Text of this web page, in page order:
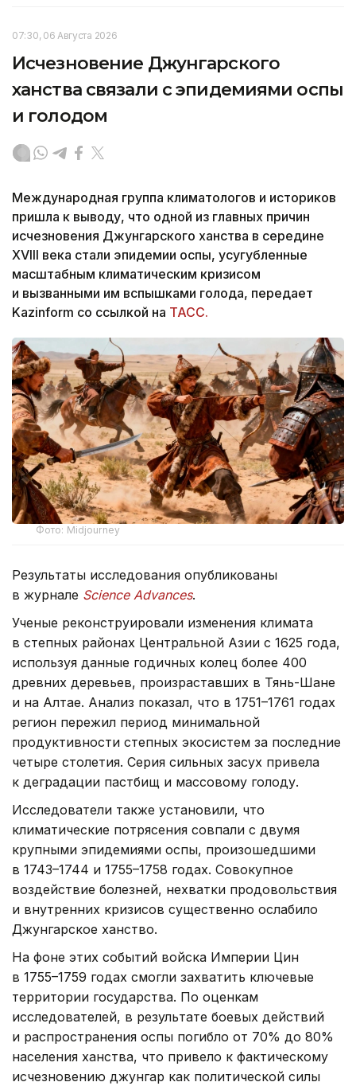
07:30, 06 Августа 2026
Исчезновение Джунгарского
ханства связали с эпидемиями оспы
и голодом
Международная группа климатологов и историков
пришла к выводу, что одной из главных причин
исчезновения Джунгарского ханства в середине
XVIII века стали эпидемии оспы, усугубленные
масштабным климатическим кризисом
и вызванными им вспышками голода, передает
Kazinform со ссылкой на ТАСС.
Фото: Midjourney
Результаты исследования опубликованы
в журнале Science Advances.
Ученые реконструировали изменения климата
в степных районах Центральной Азии с 1625 года,
используя данные годичных колец более 400
древних деревьев, произраставших в Тянь-Шане
и на Алтае. Анализ показал, что в 1751–1761 годах
регион пережил период минимальной
продуктивности степных экосистем за последние
четыре столетия. Серия сильных засух привела
к деградации пастбищ и массовому голоду.
Исследователи также установили, что
климатические потрясения совпали с двумя
крупными эпидемиями оспы, произошедшими
в 1743–1744 и 1755–1758 годах. Совокупное
воздействие болезней, нехватки продовольствия
и внутренних кризисов существенно ослабило
Джунгарское ханство.
На фоне этих событий войска Империи Цин
в 1755–1759 годах смогли захватить ключевые
территории государства. По оценкам
исследователей, в результате боевых действий
и распространения оспы погибло от 70% до 80%
населения ханства, что привело к фактическому
исчезновению джунгар как политической силы